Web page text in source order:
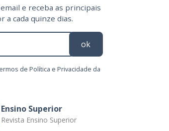
e receba as principais
a cada quinze dias.
ok
de Política e Privacidade da
Ensino Superior
Revista Ensino Superior